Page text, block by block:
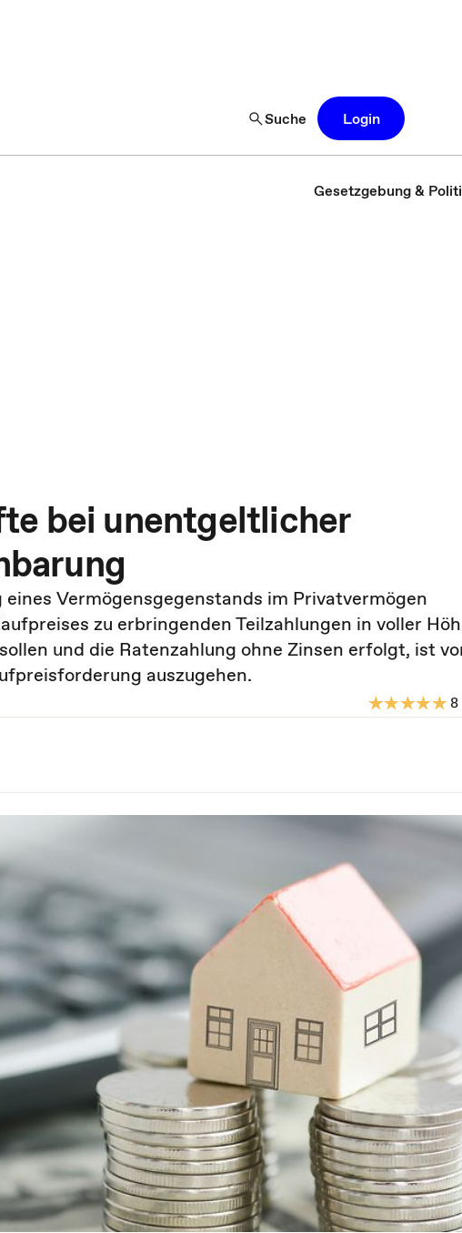
Suche Login
Gesetzgebung &
bei unentgeltlicher
Vermögensgegenstands im Privatvermögen
zu erbringenden Teilzahlungen in voller
und die Ratenzahlung ohne Zinsen erfolgt, ist
auszugehen.
8